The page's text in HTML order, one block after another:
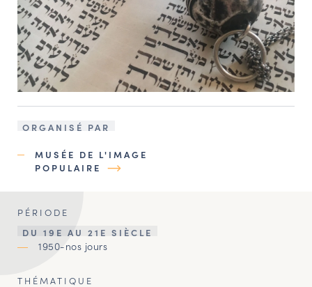
ORGANISÉ PAR
MUSÉE DE L'IMAGE
POPULAIRE
PÉRIODE
DU 19E AU 21E SIÈCLE
1950-nos jours
THÉMATIQUE